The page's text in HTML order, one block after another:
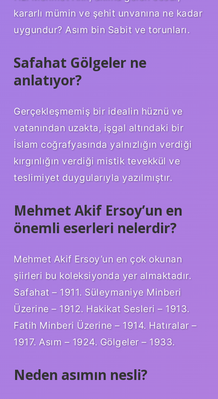
kararlı mümin ve şehit unvanına ne kadar
uygundur? Asım bin Sabit ve torunları.
Safahat Gölgeler ne
anlatıyor?
Gerçekleşmemiş bir idealin hüznü ve
vatanından uzakta, işgal altındaki bir
İslam coğrafyasında yalnızlığın verdiği
kırgınlığın verdiği mistik tevekkül ve
teslimiyet duygularıyla yazılmıştır.
Mehmet Akif Ersoy’un en
önemli eserleri nelerdir?
Mehmet Akif Ersoy’un en çok okunan
şiirleri bu koleksiyonda yer almaktadır.
Safahat – 1911. Süleymaniye Minberi
Üzerine – 1912. Hakikat Sesleri – 1913.
Fatih Minberi Üzerine – 1914. Hatıralar –
1917. Asım – 1924. Gölgeler – 1933.
Neden asımın nesli?